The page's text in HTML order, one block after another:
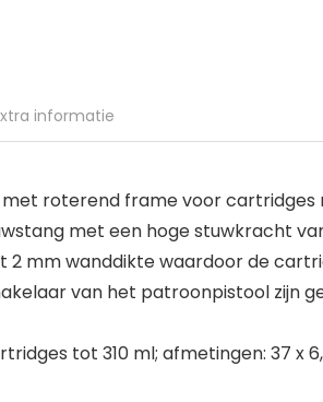
informatie
roterend frame voor
met een hoge stuwkracht
mm wanddikte waardoor de
van het patroonpistool zijn
tot 310 ml; afmetingen: 37 x